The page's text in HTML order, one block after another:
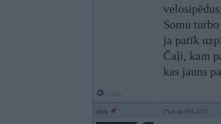
Somu
ja patīk
Čaļi, kam
kas jauns
slick 25. Jan 2016, 22:27